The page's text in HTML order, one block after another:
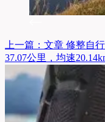
上一篇： 文章 修整自
37.07公里，均速